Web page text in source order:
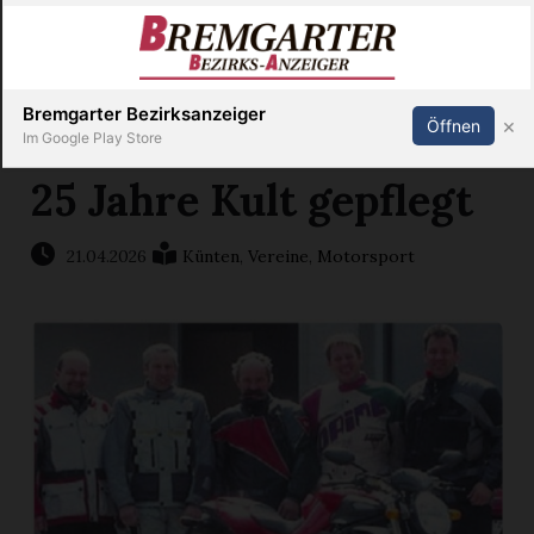
Immobilien
Inserieren Abonnieren Anmelden
25 Jahre Kult gepflegt
21.04.2026 Künten,Vereine, Motorsport
Bremgarter Bezirksanzeiger
Im Google Play Store
Öffnen ×